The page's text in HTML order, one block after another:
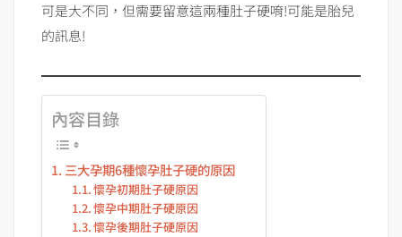
可是大不同，但需要留意這兩種肚子硬唷!可能是胎兒
的訊息!
內容目錄
三大孕期6種懷孕肚子硬的原因
懷孕初期肚子硬原因
懷孕中期肚子硬原因
懷孕後期肚子硬原因